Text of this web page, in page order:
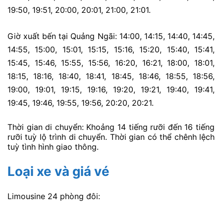
19:50, 19:51, 20:00, 20:01, 21:00, 21:01.
Giờ xuất bến tại Quảng Ngãi: 14:00, 14:15, 14:40, 14:45,
14:55, 15:00, 15:01, 15:15, 15:16, 15:20, 15:40, 15:41,
15:45, 15:46, 15:55, 15:56, 16:20, 16:21, 18:00, 18:01,
18:15, 18:16, 18:40, 18:41, 18:45, 18:46, 18:55, 18:56,
19:00, 19:01, 19:15, 19:16, 19:20, 19:21, 19:40, 19:41,
19:45, 19:46, 19:55, 19:56, 20:20, 20:21.
Thời gian di chuyển: Khoảng 14 tiếng rưỡi đến 16 tiếng
rưỡi tuỳ lộ trình di chuyển. Thời gian có thể chênh lệch
tuỳ tình hình giao thông.
Loại xe và giá vé
Limousine 24 phòng đôi: